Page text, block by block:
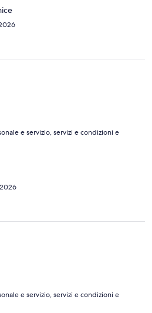
e servizio, servizi e condizioni e
e servizio, servizi e condizioni e